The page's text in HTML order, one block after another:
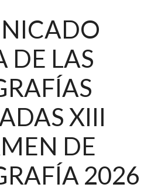
DE LAS
XIII
DE
2026